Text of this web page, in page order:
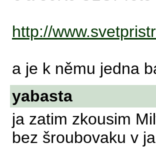
http://
a je k němu jedna
yabasta
ja zatim zkousim
bez šroubovaku v